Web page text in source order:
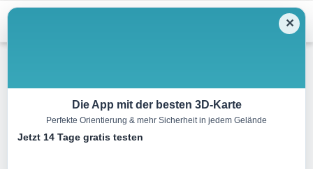
Menu
Wandern
Großer Trögler, 2902 m
✕
Die App mit der besten 3D-Karte
Perfekte Orientierung & mehr Sicherheit in jedem Gelände
Jetzt 14 Tage gratis testen